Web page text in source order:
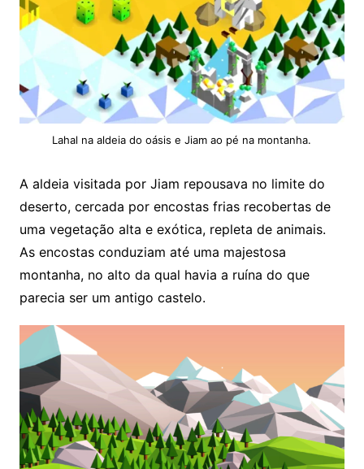
Lahal na aldeia do oásis e Jiam ao pé na montanha.
A aldeia visitada por Jiam repousava no limite do
deserto, cercada por encostas frias recobertas de
uma vegetação alta e exótica, repleta de animais.
As encostas conduziam até uma majestosa
montanha, no alto da qual havia a ruína do que
parecia ser um antigo castelo.